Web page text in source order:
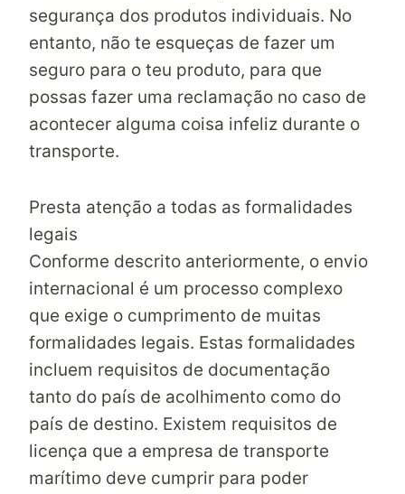
segurança dos produtos individuais. No
entanto, não te esqueças de fazer um
seguro para o teu produto, para que
possas fazer uma reclamação no caso de
acontecer alguma coisa infeliz durante o
transporte.
Presta atenção a todas as formalidades
legais
Conforme descrito anteriormente, o envio
internacional é um processo complexo
que exige o cumprimento de muitas
formalidades legais. Estas formalidades
incluem requisitos de documentação
tanto do país de acolhimento como do
país de destino. Existem requisitos de
licença que a empresa de transporte
marítimo deve cumprir para poder